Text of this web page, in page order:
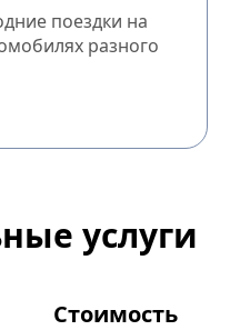
поездки на
разного
услуги
Стоимость